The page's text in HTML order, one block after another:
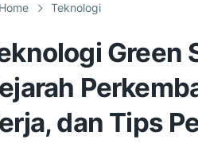
Home Teknologi
Green
dan Tips